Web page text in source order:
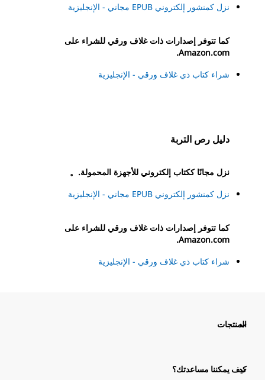
نزل كمنشور إلكتروني EPUB مجاني - الإنجليزية
كما تتوفر إصدارات ذات غلاف ورقي للشراء على
Amazon.com.
شراء كتاب ذي غلاف ورقي - الإنجليزية
دليل رص التربة
نزل مجانًا ككتاب إلكتروني للأجهزة المحمولة.。
نزل كمنشور إلكتروني EPUB مجاني - الإنجليزية
كما تتوفر إصدارات ذات غلاف ورقي للشراء على
Amazon.com.
شراء كتاب ذي غلاف ورقي - الإنجليزية
المنتجات
كيف يمكننا مساعدتك؟